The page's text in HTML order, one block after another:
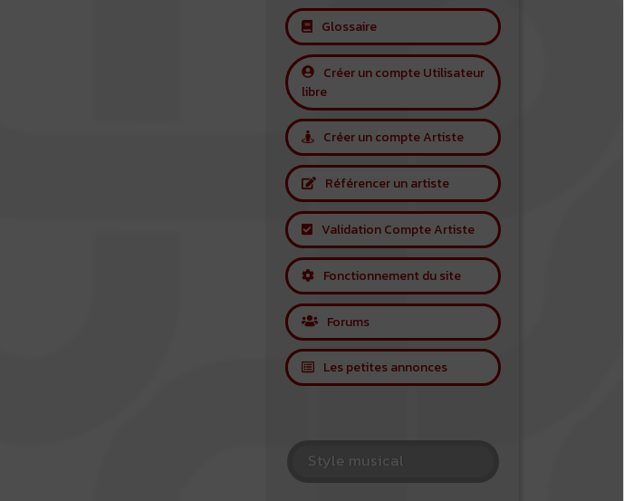
Glossaire
Créer un compte Utilisateur
libre
Créer un compte Artiste
Référencer un artiste
Validation Compte Artiste
Fonctionnement du site
Forums
Les petites annonces
Style musical